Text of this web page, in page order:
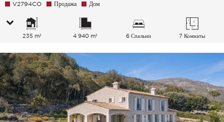
V2794CO Продажа Дом
235 m² 4 940 m² 6 Спальни 7 Комнаты